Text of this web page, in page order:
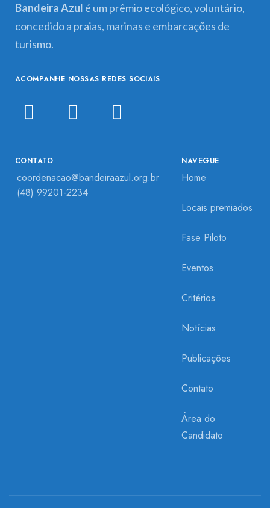
Bandeira Azul é um prêmio ecológico, voluntário,
concedido a praias, marinas e embarcações de
turismo.
ACOMPANHE NOSSAS REDES SOCIAIS
NAVEGUE
Home
Locais premiados
Fase Piloto
Eventos
Critérios
Notícias
Publicações
Contato
Área do
Candidato
CONTATO
coordenacao@bandeiraazul.org.br
(48) 99201-2234